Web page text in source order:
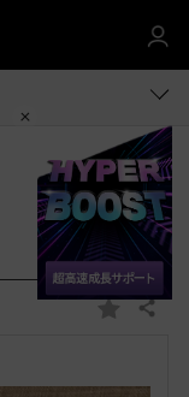
お 共有する